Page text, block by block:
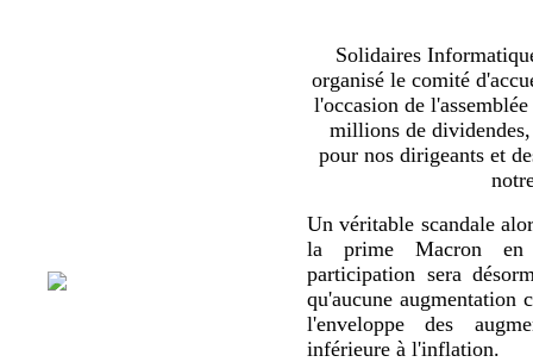
Solidaires
organisé le comité
l'occasion de
millions de
pour nos dirigeants et
Un véritable scandale
la prime Macron
participation sera
qu'aucune augmentation
l'enveloppe des
inférieure à l'inflation.